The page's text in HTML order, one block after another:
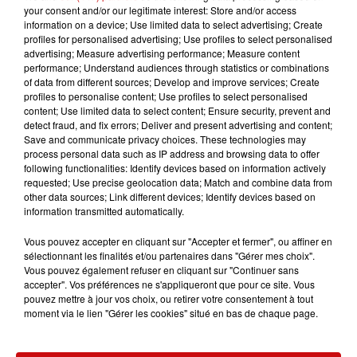
Quatorze personnes étaient présentes dans le bâtiment
au moment du drame. Les secouristes ont pu établir un
contact avec les sept personnes ensevelies, réussissant
à en sauver quatre, dont un enfant de deux ans et sa
mère originaires des Pays-Bas. Trois personnes restent
encore sous les décombres, probablement grièvement
blessées. Environ 250 secouristes ont été mobilisés, et
31 habitants des environs ont été évacués par
précaution.
LES AUTRES ACTUALITÉS
MULHOUSE : UN HOMME
your consent and/or our legitimate interest: Store and/or access
information on a device; Use limited data to select advertising; Create
profiles for personalised advertising; Use profiles to select personalised
advertising; Measure advertising performance; Measure content
performance; Understand audiences through statistics or combinations
of data from different sources; Develop and improve services; Create
profiles to personalise content; Use profiles to select personalised
content; Use limited data to select content; Ensure security, prevent and
detect fraud, and fix errors; Deliver and present advertising and content;
Save and communicate privacy choices. These technologies may
process personal data such as IP address and browsing data to offer
following functionalities: Identify devices based on information actively
requested; Use precise geolocation data; Match and combine data from
other data sources; Link different devices; Identify devices based on
information transmitted automatically.
Vous pouvez accepter en cliquant sur "Accepter et fermer", ou affiner en
sélectionnant les finalités et/ou partenaires dans "Gérer mes choix".
Vous pouvez également refuser en cliquant sur "Continuer sans
accepter". Vos préférences ne s'appliqueront que pour ce site. Vous
pouvez mettre à jour vos choix, ou retirer votre consentement à tout
moment via le lien "Gérer les cookies" situé en bas de chaque page.